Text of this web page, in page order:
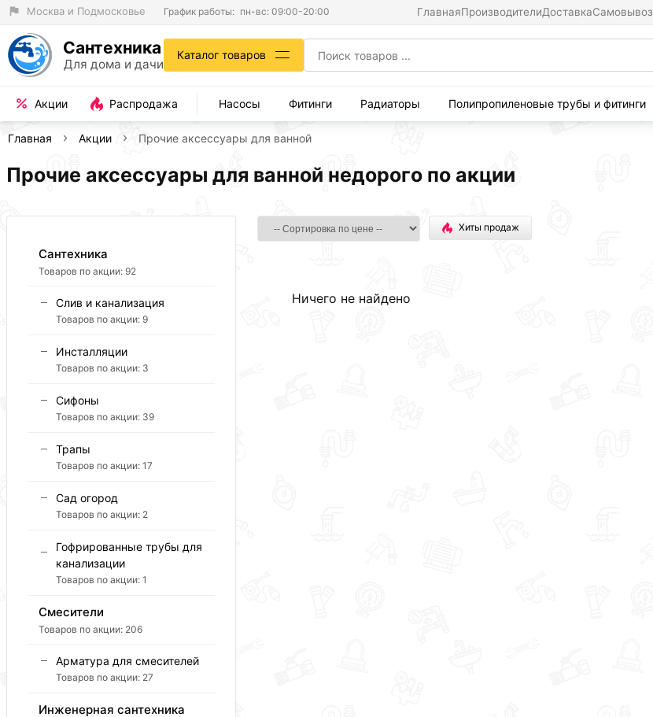
Москва и Подмосковье График работы: пн-вс: 09:00-20:00 ГлавнаяПроизводителиДоставкаСамовывоз
Сантехника
Для дома и дачи
Каталог товаров
Акции Распродажа Насосы Фитинги Радиаторы Полипропиленовые трубы и фитинги
Главная Акции Прочие аксессуары для ванной
Прочие аксессуары для ванной недорого по акции
Сантехника
Товаров по акции: 92
Слив и канализация
Товаров по акции: 9
Инсталляции
Товаров по акции: 3
Сифоны
Товаров по акции: 39
Трапы
Товаров по акции: 17
Сад огород
Товаров по акции: 2
Гофрированные трубы для
канализации
Товаров по акции: 1
Смесители
Товаров по акции: 206
Арматура для смесителей
Товаров по акции: 27
Инженерная сантехника
Хиты продаж
Ничего не найдено